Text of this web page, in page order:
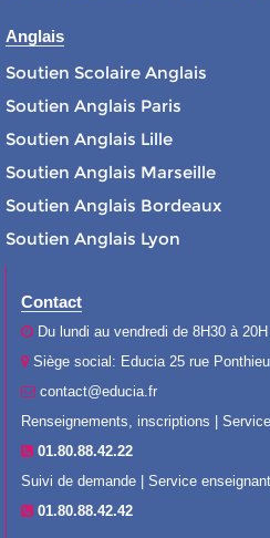
Anglais
Soutien Scolaire Anglais
Soutien Anglais Paris
Soutien Anglais Lille
Soutien Anglais Marseille
Soutien Anglais Bordeaux
Soutien Anglais Lyon
Contact
Du lundi au vendredi de 8H30 à
Siège social: Educia 25 rue
contact@educia.fr
Renseignements, inscriptions |
01.80.88.42.22
Suivi de demande | Service
01.80.88.42.42